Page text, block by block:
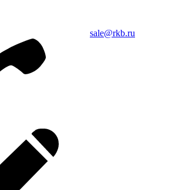
sale@rkb.ru